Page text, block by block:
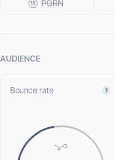
AUDIENCE
Bounce rate